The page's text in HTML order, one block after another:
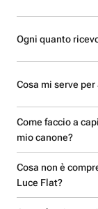
Ogni quanto
Cosa mi serve
Come faccio a
mio canone?
Cosa non è
Luce Flat?